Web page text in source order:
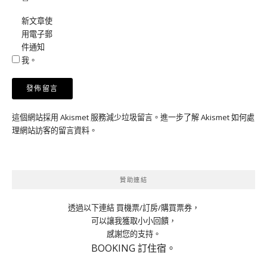
新文章使
用電子郵
件通知
我。
這個網站採用 Akismet 服務減少垃圾留言。 進一步了解 Akismet 如何處
理網站訪客的留言資料 。
贊助連結
透過以下連結 買機票/訂房/購買票券，
可以讓我獲取小小回饋，
感謝您的支持。
BOOKING 訂住宿。